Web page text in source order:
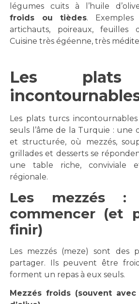
légumes cuits à l’huile
froids ou tièdes.
artichauts, poireaux, feuilles
Cuisine très égéenne, très
Les plats
Les plats turcs
seuls l’âme de la Turquie : une
et structurée, où mezzés,
grillades et desserts se
une table riche, conviviale
régionale.
Les mezzés :
commencer (et
finir)
Les mezzés (meze) sont des
partager. Ils peuvent être
forment un repas à eux seuls.
Mezzés froids (souvent